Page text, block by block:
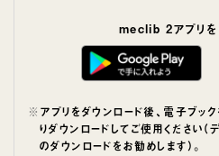
meclib 2アプリを
アプリをダウンロード後、電子ブッ
りダウンロードしてご使用ください
のダウンロードをお勧めします）。